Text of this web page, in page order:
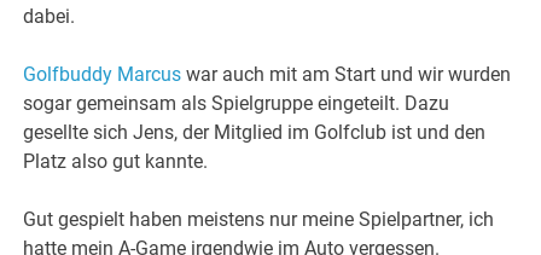
dabei.
Golfbuddy Marcus war auch mit am Start und wir wurden
sogar gemeinsam als Spielgruppe eingeteilt. Dazu
gesellte sich Jens, der Mitglied im Golfclub ist und den
Platz also gut kannte.
Gut gespielt haben meistens nur meine Spielpartner, ich
hatte mein A-Game irgendwie im Auto vergessen.